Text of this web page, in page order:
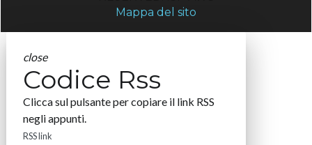
Mappa del sito
close
Codice Rss
Clicca sul pulsante per copiare il link RSS
negli appunti.
RSS link